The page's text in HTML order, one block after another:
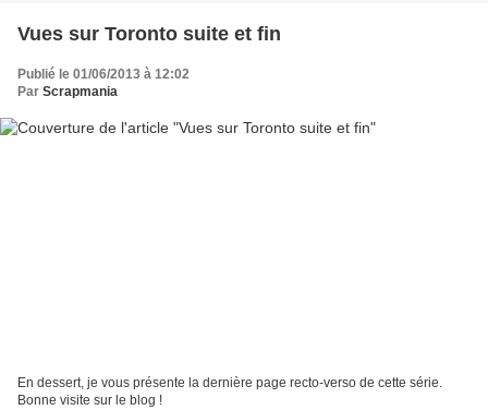
Vues sur Toronto suite et fin
Publié le 01/06/2013 à 12:02
Par Scrapmania
En dessert, je vous présente la dernière page recto-verso de cette série.
Bonne visite sur le blog !